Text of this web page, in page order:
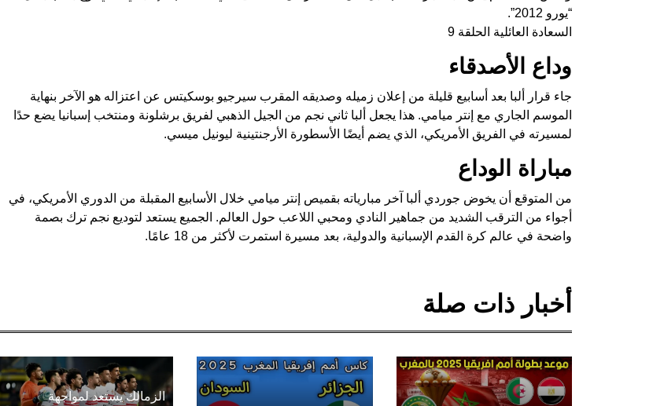
“يورو 2012”.
السعادة العائلية الحلقة 9
وداع الأصدقاء
جاء قرار ألبا بعد أسابيع قليلة من إعلان زميله وصديقه المقرب سيرجيو بوسكيتس عن اعتزاله هو الآخر بنهاية
الموسم الجاري مع إنتر ميامي. هذا يجعل ألبا ثاني نجم من الجيل الذهبي لفريق برشلونة ومنتخب إسبانيا يضع حدًا
لمسيرته في الفريق الأمريكي، الذي يضم أيضًا الأسطورة الأرجنتينية ليونيل ميسي.
مباراة الوداع
من المتوقع أن يخوض جوردي ألبا آخر مبارياته بقميص إنتر ميامي خلال الأسابيع المقبلة من الدوري الأمريكي، في
أجواء من الترقب الشديد من جماهير النادي ومحبي اللاعب حول العالم. الجميع يستعد لتوديع نجم ترك بصمة
واضحة في عالم كرة القدم الإسبانية والدولية، بعد مسيرة استمرت لأكثر من 18 عامًا.
أخبار ذات صلة
الزمالك يستعد لمواجهة